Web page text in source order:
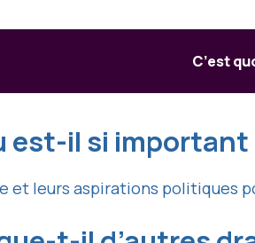
C’est
est-il si important
leurs aspirations politiques